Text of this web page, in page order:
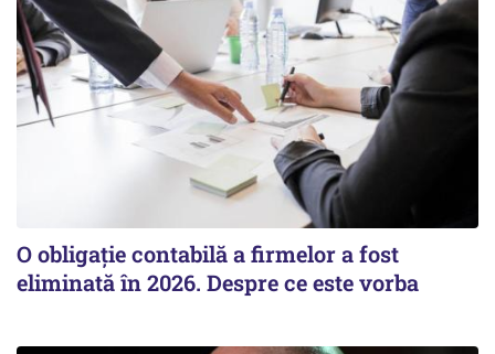
O obligație contabilă a firmelor a fost
eliminată în 2026. Despre ce este vorba